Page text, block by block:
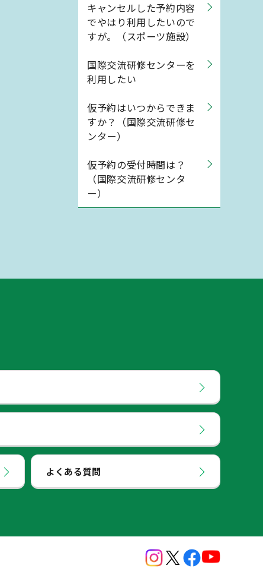
キャンセルした予約内容
でやはり利用したいので
すが。（スポーツ施設）
国際交流研修センターを
利用したい
仮予約はいつからできま
すか？（国際交流研修セ
ンター）
仮予約の受付時間は？
（国際交流研修センタ
ー）
よくある質問